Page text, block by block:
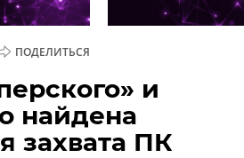
ПОДЕЛИТЬСЯ
и
найдена
захвата ПК